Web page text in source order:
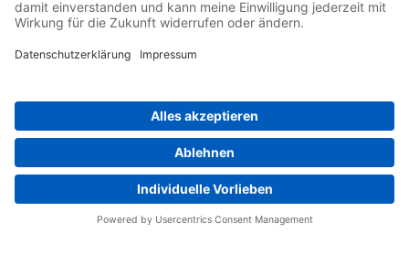
Follow us on...
Home
Whistleblowing
Yaskawa Europe GmbH